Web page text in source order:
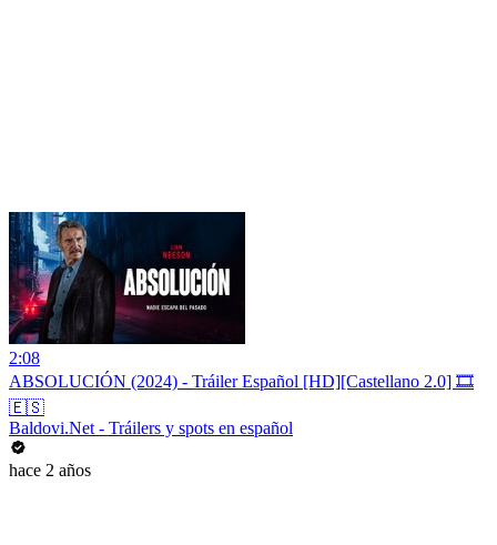
2:08
ABSOLUCIÓN (2024) - Tráiler Español [HD][Castellano 2.0] 🎞️
🇪🇸
Baldovi.Net - Tráilers y spots en español
hace 2 años